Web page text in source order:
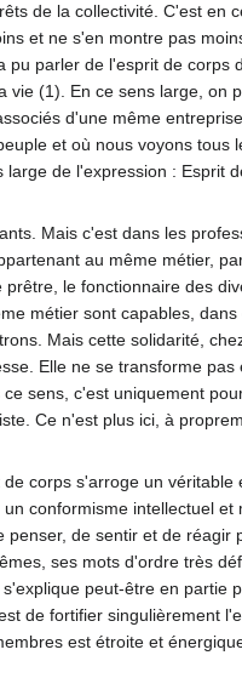
de la collectivité. C'est
et ne s'en montre pas
parler de l'esprit de
(1). En ce sens large,
d'une même
et où nous voyons
de l'expression :
Mais c'est dans les
au même métier,
le fonctionnaire des
métier sont capables,
Mais cette solidarité,
Elle ne se transforme
sens, c'est uniquement
Ce n'est plus ici, à
corps s'arroge un
conformisme intellectuel
de sentir et de
ses mots d'ordre très
peut-être en
de fortifier singulièrement
est étroite et